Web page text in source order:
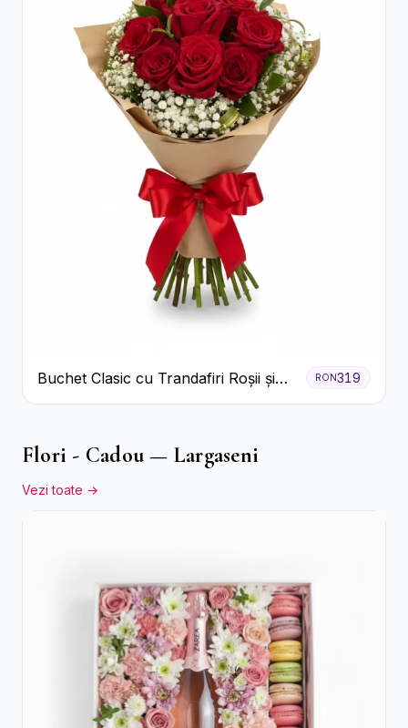
Buchet Clasic cu Trandafiri Roșii și
Gypsophila
RON319
Flori - Cadou — Largaseni
Vezi toate →